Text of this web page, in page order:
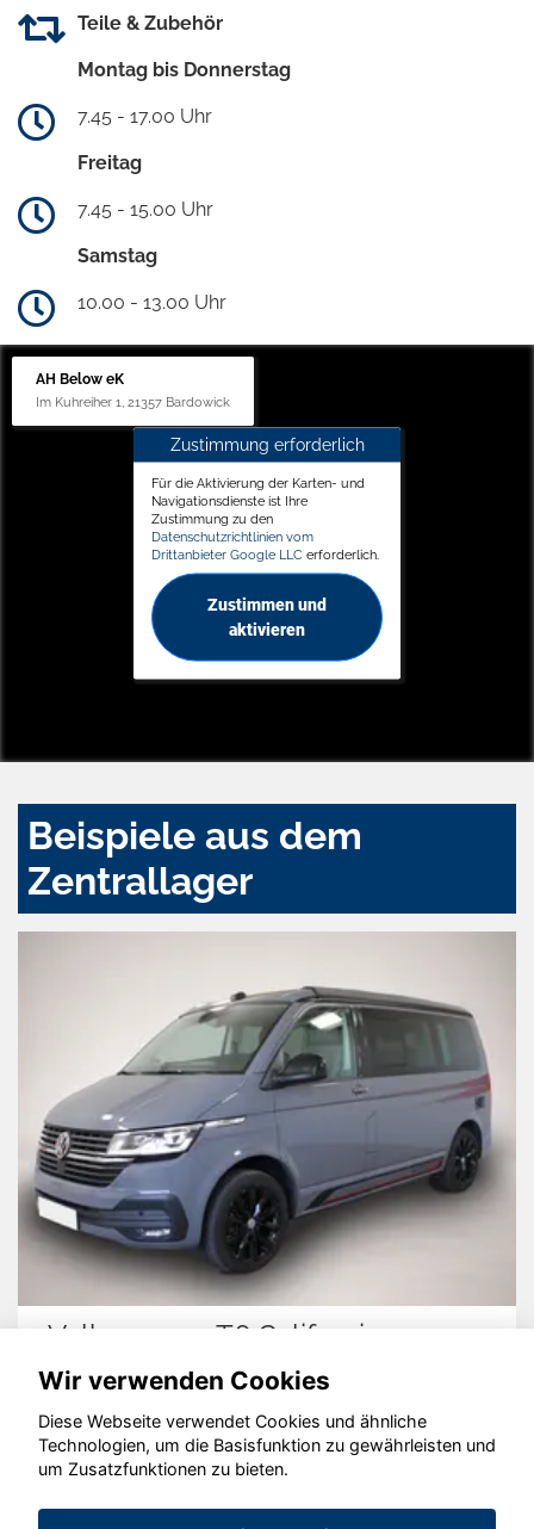
Teile & Zubehör
Montag bis Donnerstag
7.45 - 17.00 Uhr
Freitag
7.45 - 15.00 Uhr
Samstag
10.00 - 13.00 Uhr
AH Below eK
Im Kuhreiher 1, 21357 Bardowick
Zustimmung erforderlich
Für die Aktivierung der Karten- und
Navigationsdienste ist Ihre
Zustimmung zu den
Datenschutzrichtlinien vom
Drittanbieter Google LLC erforderlich.
Zustimmen und
aktivieren
Beispiele aus dem
Zentrallager
Volkswagen T6 California
© konjunkturmotor.de GmbH 2020 - 2026
Wir verwenden Cookies
Diese Webseite verwendet Cookies und ähnliche
Technologien, um die Basisfunktion zu gewährleisten und
um Zusatzfunktionen zu bieten.